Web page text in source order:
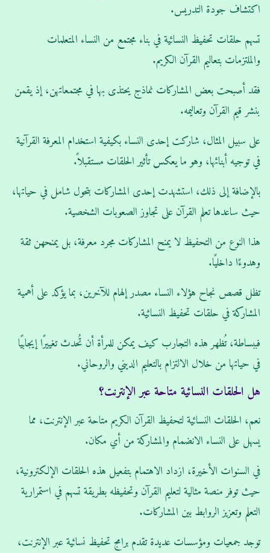
اكتشاف جودة التدريس.
تسهم حلقات تحفيظ النسائية في بناء مجتمع من النساء المتعلمات
والملتزمات بتعاليم القرآن الكريم.
فقد أصبحت بعض المشاركات نماذج يحتذى بها في مجتمعاتهن، إذ يقمن
بنشر قيم القرآن وتعاليمه.
على سبيل المثال، شاركت إحدى النساء بكيفية استخدام المعرفة القرآنية
في توجيه أبنائها، وهو ما يعكس تأثير الحلقات مستقبلاً.
بالإضافة إلى ذلك، استشهدت إحدى المشاركات بتحول شامل في حياتها،
حيث ساعدها تعلم القرآن على تجاوز الصعوبات الشخصية.
هذا النوع من التحفيظ لا يمنح المشاركات مجرد معرفة، بل يمنحهن ثقة
وهدوءًا داخليًا.
تظل قصص نجاح هؤلاء النساء مصدر إلهام للآخرين، بما يؤكد على أهمية
المشاركة في حلقات تحفيظ النسائية.
فببساطة، تُظهر هذه التجارب كيف يمكن للمرأة أن تُحدث تغييرًا إيجابيًا
في حياتها من خلال الالتزام بالتعليم الديني والروحاني.
هل الحلقات النسائية متاحة عبر الإنترنت؟
نعم، الحلقات النسائية لتحفيظ القرآن الكريم متاحة عبر الإنترنت، مما
يسهل على النساء الانضمام والمشاركة من أي مكان.
في السنوات الأخيرة، ازداد الاهتمام بتفعيل هذه الحلقات الإلكترونية،
حيث توفر منصة مثالية لتعليم القرآن وتحفيظه بطريقة تسهم في استمرارية
التعلم وتعزيز الروابط بين المشاركات.
توجد جمعيات ومؤسسات عديدة تقدم برامج تحفيظ نسائية عبر الإنترنت،